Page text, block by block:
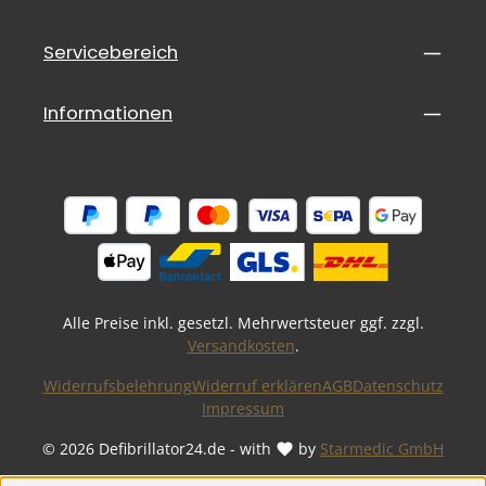
Servicebereich
Informationen
Alle Preise inkl. gesetzl. Mehrwertsteuer ggf. zzgl.
Versandkosten.
© 2026 Defibrillator24.de - with by Starmedic GmbH
WiderrufsbelehrungWiderruf erklärenAGBDatenschutz
Impressum